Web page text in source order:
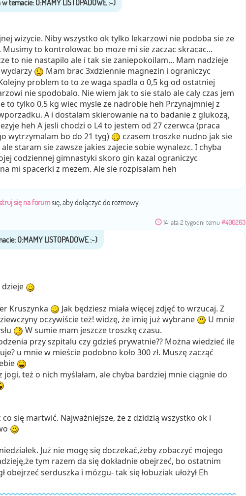
wizycie. Niby wszystko ok tylko lekarzowi nie podoba sie ze
Musimy to kontrolowac bo moze mi sie zaczac skracac...
to nie nastapilo ale i tak sie zaniepokoilam... Mam nadzieje
Mam brac 3xdziennie magnezin i ograniczyc
problem to to ze waga spadla o 0,5 kg od ostatniej
nie spodobalo. Nie wiem jak to sie stalo ale caly czas jem
to tylko 0,5 kg wiec mysle ze nadrobie heh Przynajmniej z
A i dostalam skierowanie na to badanie z glukozą,
heh A jesli chodzi o L4 to jestem od 27 czerwca (praca
wytrzymalam bo do 21 tyg)
czasem troszke nudno jak sie
staram sie zawsze jakies zajecie sobie wynalezc. I chyba
codziennej gimnastyki skoro gin kazal ograniczyc
mi spacerki z mezem. Ale sie rozpisalam heh
się na forumsię, aby dołączyć do rozmowy.
14 lata 2 tygodni temu #400263
dzieje
Kruszynka
Jak będziesz miała więcej zdjęć to wrzucaj. Z
oczywiście też! widzę, że imię już wybrane
U mnie
W sumie mam jeszcze troszkę czasu.
przy szpitalu czy gdzieś prywatnie?? Można wiedzieć ile
u mnie w mieście podobno koło 300 zł. Muszę zacząć
jogi, też o nich myślałam, ale chyba bardziej mnie ciągnie do
co się martwić. Najważniejsze, że z dzidzią wszystko ok i
Już nie mogę się doczekać,żeby zobaczyć mojego
tym razem da się dokładnie obejrzeć, bo ostatnim
obejrzeć serduszka i mózgu- tak się łobuziak ułożył Eh